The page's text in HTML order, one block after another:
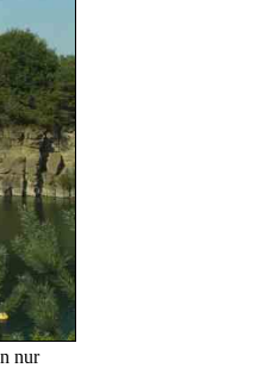
nur